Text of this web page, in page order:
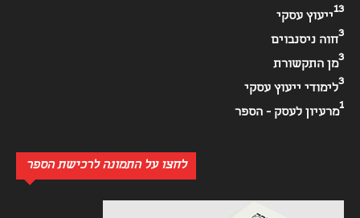
ייעוץ עסקי
13
חוה ניסנבוים
3
מן התקשורת
3
לימודי ייעוץ עסקי
3
מרעיון לעסק - הספר
1
לחצו על התמונה לרכישת הספר